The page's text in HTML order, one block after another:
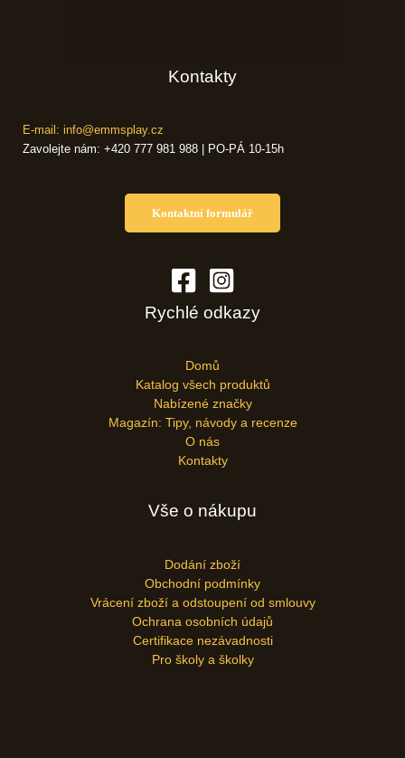
Kontakty
E-mail: info@emmsplay.cz
Zavolejte nám: +420 777 981 988 | PO-PÁ 10-15h
Kontaktní formulář
Rychlé odkazy
Domů
Katalog všech produktů
Nabízené značky
Magazín: Tipy, návody a recenze
O nás
Kontakty
Vše o nákupu
Dodání zboží
Obchodní podmínky
Vrácení zboží a odstoupení od smlouvy
Ochrana osobních údajů
Certifikace nezávadnosti
Pro školy a školky